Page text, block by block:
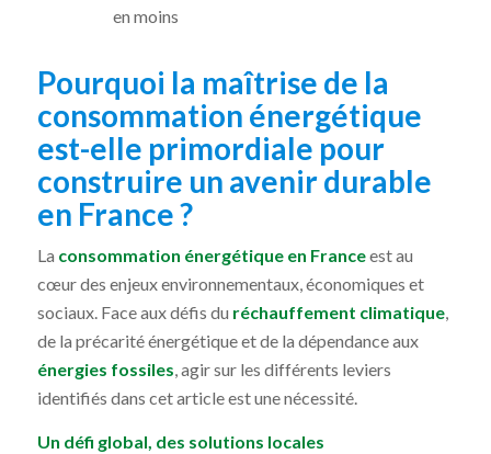
en moins
Pourquoi la maîtrise de la
consommation énergétique
est-elle primordiale pour
construire un avenir durable
en France ?
La consommation énergétique en Franceest au
cœur des enjeux environnementaux, économiques et
sociaux. Face aux défis du réchauffement climatique,
de la précarité énergétique et de la dépendance aux
énergies fossiles, agir sur les différents leviers
identifiés dans cet article est une nécessité.
Un défi global, des solutions locales